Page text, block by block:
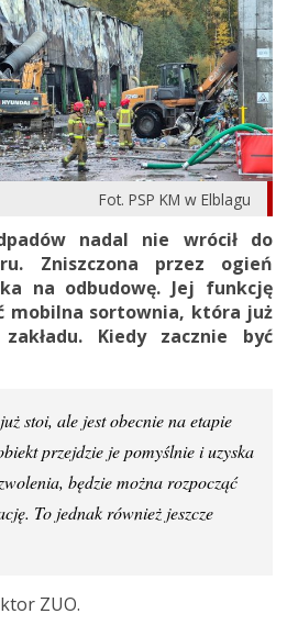
Fot. PSP KM w Elblagu
nadal nie wrócił do
Zniszczona przez ogień
na odbudowę. Jej funkcję
mobilna sortownia, która już
Kiedy zacznie być
stoi, ale jest obecnie na etapie
przejdzie je pomyślnie i uzyska
będzie można rozpocząć
To jednak również jeszcze
ZUO.